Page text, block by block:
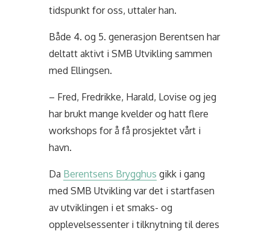
tidspunkt for oss, uttaler han.
Både 4. og 5. generasjon Berentsen har
deltatt aktivt i SMB Utvikling sammen
med Ellingsen.
– Fred, Fredrikke, Harald, Lovise og jeg
har brukt mange kvelder og hatt flere
workshops for å få prosjektet vårt i
havn.
Da Berentsens Brygghus gikk i gang
med SMB Utvikling var det i startfasen
av utviklingen i et smaks- og
opplevelsessenter i tilknytning til deres